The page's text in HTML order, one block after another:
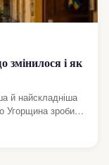
змінилося і як
й найскладніша
Угорщина зробила